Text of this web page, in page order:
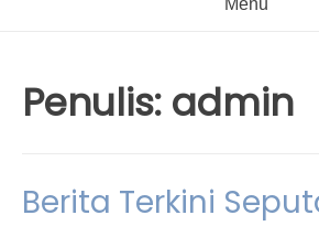
Menu
Penulis: admin
Berita Terkini